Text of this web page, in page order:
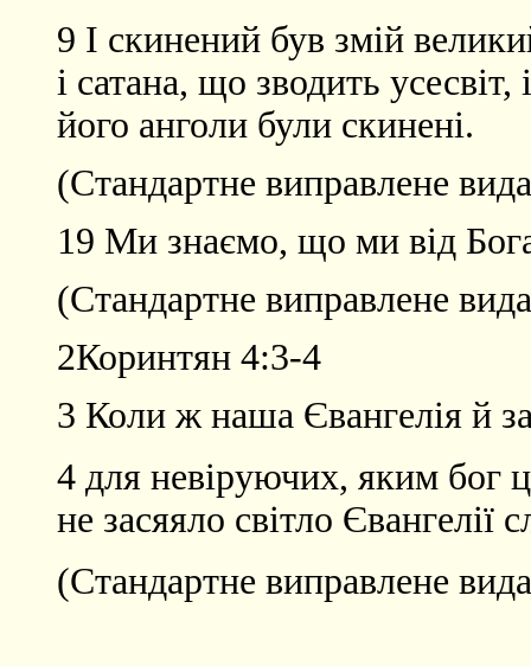
9 І скинений був змій
і сатана, що зводить
його анголи були скинені.
(Стандартне виправлене
19 Ми знаємо, що ми від
(Стандартне виправлене
2Коринтян 4:3-4
3 Коли ж наша Євангелія й
4 для невіруючих, яким бог
не засяяло світло
(Стандартне виправлене